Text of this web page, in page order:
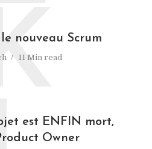
nouveau Scrum
11 Min read
est ENFIN mort,
Owner